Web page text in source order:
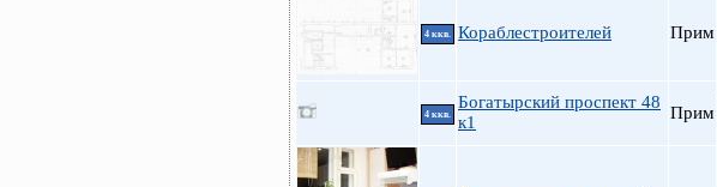
4 ккв. Кораблестроителей Прим
4 ккв.
Богатырский проспект 48
к1
Прим